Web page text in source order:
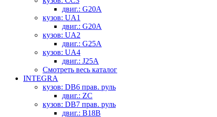
двиг.: G20A
кузов: UA1
двиг.: G20A
кузов: UA2
двиг.: G25A
кузов: UA4
двиг.: J25A
Смотреть весь каталог
INTEGRA
кузов: DB6 прав. руль
двиг.: ZC
кузов: DB7 прав. руль
двиг.: B18B